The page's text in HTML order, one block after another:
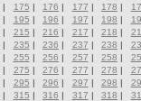
| 175 | 176 | 177 | 178 |
| 195 | 196 | 197 | 198 |
| 215 | 216 | 217 | 218 |
| 235 | 236 | 237 | 238 |
| 255 | 256 | 257 | 258 |
| 275 | 276 | 277 | 278 |
| 295 | 296 | 297 | 298 |
| 315 | 316 | 317 | 318 |